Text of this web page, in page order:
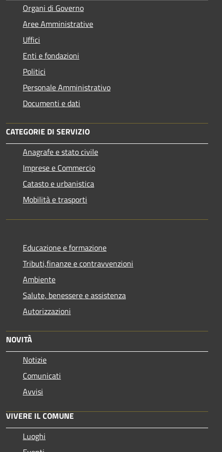
Organi di Governo
Aree Amministrative
Uffici
Enti e fondazioni
Politici
Personale Amministrativo
Documenti e dati
CATEGORIE DI SERVIZIO
Anagrafe e stato civile
Imprese e Commercio
Catasto e urbanistica
Mobilità e trasporti
Educazione e formazione
Tributi,finanze e contravvenzioni
Ambiente
Salute, benessere e assistenza
Autorizzazioni
NOVITÀ
Notizie
Comunicati
Avvisi
VIVERE IL COMUNE
Luoghi